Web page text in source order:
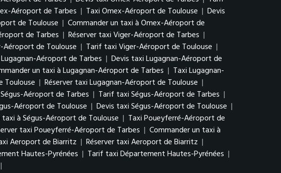
Aéroport de Tarbes | Taxi Omex-Aéroport de Toulouse | Devis
de Toulouse | Commander un taxi à Omex-Aéroport de
de Tarbes | Réserver taxi Viger-Aéroport de Tarbes |
Aéroport de Toulouse | Tarif taxi Viger-Aéroport de Toulouse |
Aéroport de Tarbes | Devis taxi Lugagnan-Aéroport de
un taxi à Lugagnan-Aéroport de Tarbes | Taxi Lugagnan-
Toulouse | Réserver taxi Lugagnan-Aéroport de Toulouse |
Aéroport de Tarbes | Tarif taxi Ségus-Aéroport de Tarbes |
Aéroport de Toulouse | Devis taxi Ségus-Aéroport de Toulouse |
à Ségus-Aéroport de Toulouse | Taxi Poueyferré-Aéroport de
taxi Poueyferré-Aéroport de Tarbes | Commander un taxi à
Aeroport de Biarritz | Réserver taxi Aeroport de Biarritz |
Hautes-Pyrénées | Tarif taxi Département Hautes-Pyrénées |
|